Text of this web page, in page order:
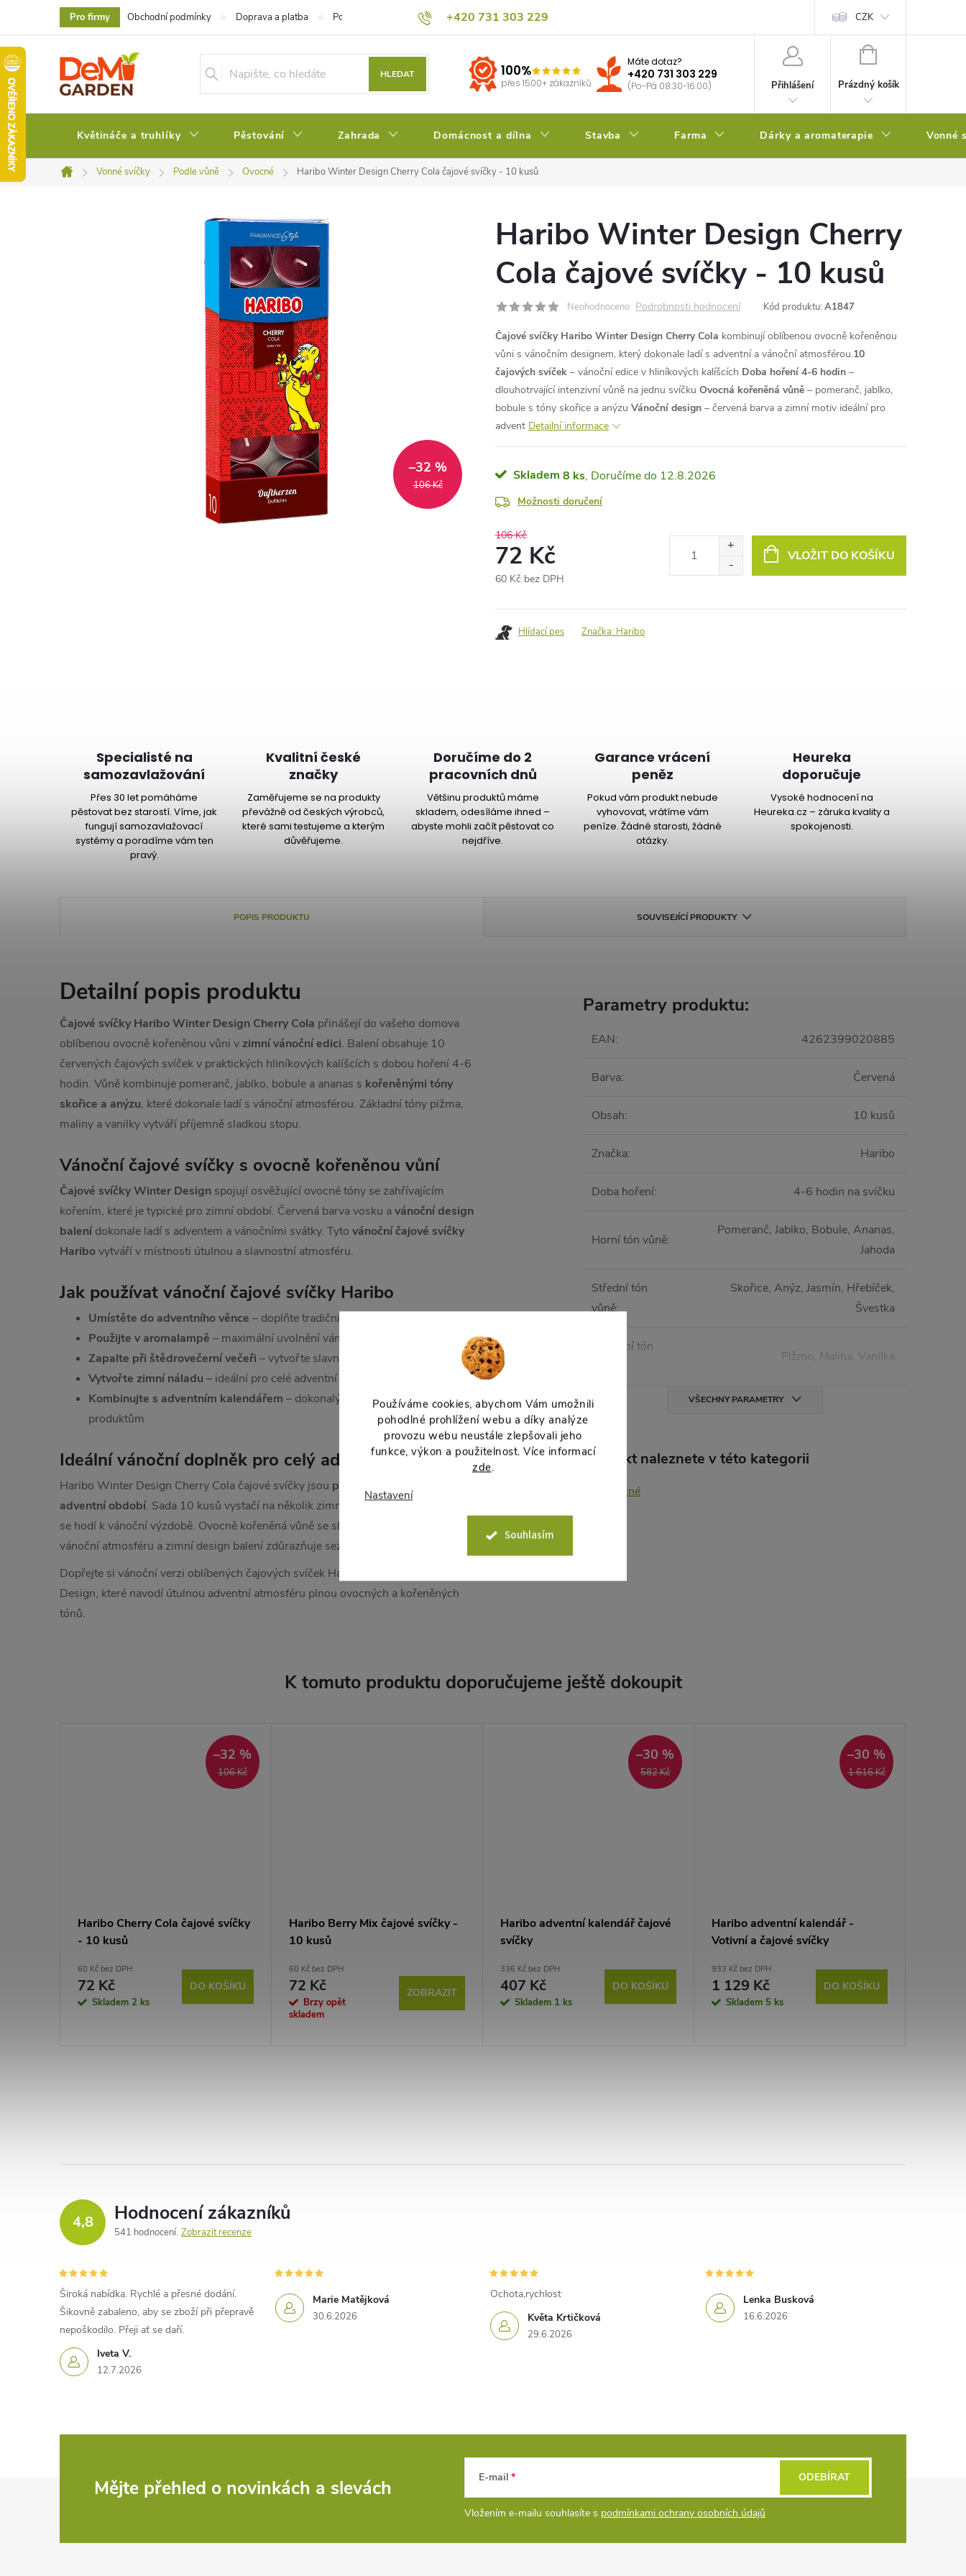
Používáme cookies, abychom Vám umožnili
pohodlné prohlížení webu a díky analýze
provozu webu neustále zlepšovali jeho
funkce, výkon a použitelnost. Více informací
zde.
Nastavení
Souhlasím
obsah
+420 731 303 229
Pro firmy Obchodní podmínky Doprava a platba Podmínky ochrany osobních údajů Pěstitelský blog CZK
HLEDAT 100%
přes 1500+ zákazníků
Máte dotaz?
+420 731 303 229
(Po-Pá 08:30-16:00) Přihlášení
NÁKUPNÍ
Prázdný košík
Květináče a truhlíky Pěstování Zahrada Domácnost a dílna Stavba Farma Dárky a aromaterapie Vonné
Domů
Vonné svíčky Podle vůně Ovocné Haribo Winter Design Cherry Cola čajové svíčky - 10 kusů
106 Kč
–32 %
Haribo Winter Design Cherry
Cola čajové svíčky - 10 kusů
Neohodnoceno Podrobnosti hodnocení Kód produktu: A1847
Čajové svíčky Haribo Winter Design Cherry Cola kombinují oblíbenou ovocně kořeněnou
vůni s vánočním designem, který dokonale ladí s adventní a vánoční atmosférou.10
čajových svíček – vánoční edice v hliníkových kalíšcích Doba hoření 4-6 hodin –
dlouhotrvající intenzivní vůně na jednu svíčku Ovocná kořeněná vůně – pomeranč, jablko,
bobule s tóny skořice a anýzu Vánoční design – červená barva a zimní motiv ideální pro
advent Detailní informace
Skladem 8 ks 12.8.2026
Možnosti doručení
106 Kč
72 Kč
60 Kč bez DPH
cena:
VLOŽIT DO KOŠÍKU
Hlídací pes Značka: Haribo
Specialisté na
samozavlažování
Přes 30 let pomáháme
pěstovat bez starostí. Víme, jak
fungují samozavlažovací
systémy a poradíme vám ten
pravý.
Kvalitní české
značky
Zaměřujeme se na produkty
převážně od českých výrobců,
které sami testujeme a kterým
důvěřujeme.
Doručíme do 2
pracovních dnů
Většinu produktů máme
skladem, odesíláme ihned –
abyste mohli začít pěstovat co
nejdříve.
Garance vrácení
peněz
Pokud vám produkt nebude
vyhovovat, vrátíme vám
peníze. Žádné starosti, žádné
otázky.
Heureka
doporučuje
Vysoké hodnocení na
Heureka.cz – záruka kvality a
spokojenosti.
POPIS PRODUKTU SOUVISEJÍCÍ PRODUKTY
Detailní popis produktu
Čajové svíčky Haribo Winter Design Cherry Cola přinášejí do vašeho domova
oblíbenou ovocně kořeněnou vůni v zimní vánoční edici. Balení obsahuje 10
červených čajových svíček v praktických hliníkových kalíšcích s dobou hoření 4-6
hodin. Vůně kombinuje pomeranč, jablko, bobule a ananas s kořeněnými tóny
skořice a anýzu, které dokonale ladí s vánoční atmosférou. Základní tóny pižma,
maliny a vanilky vytváří příjemně sladkou stopu.
Vánoční čajové svíčky s ovocně kořeněnou vůní
Čajové svíčky Winter Design spojují osvěžující ovocné tóny se zahřívajícím
kořením, které je typické pro zimní období. Červená barva vosku avánoční design
balenídokonale ladí s adventem a vánočními svátky. Tyto vánoční čajové svíčky
Haribovytváří v místnosti útulnou a slavnostní atmosféru.
Jak používat vánoční čajové svíčky Haribo
Umístěte do adventního věnce – doplňte tradiční dekoraci ovocnou vůní
Použijte v aromalampě – maximální uvolnění vánoční vůně
Zapalte při štědrovečerní večeři – vytvořte slavnostní atmosféru
Vytvořte zimní náladu – ideální pro celé adventní období
Kombinujte s adventním kalendářem – dokonalý doplněk k dalším Haribo
produktům
Ideální vánoční doplněk pro celý advent
Haribo Winter Design Cherry Cola čajové svíčky jsou perfektní volbou pro
adventní období. Sada 10 kusů vystačí na několik zimních večerů a červená barva
se hodí k vánoční výzdobě. Ovocně kořeněná vůně se skořicí vytváří tu pravou
vánoční atmosféru a zimní design balení zdůrazňuje sezónní charakter produktu.
Dopřejte si vánoční verzi oblíbených čajových svíček Haribo Cherry Cola s Winter
Design, které navodí útulnou adventní atmosféru plnou ovocných a kořeněných
tónů.
Parametry produktu:
EAN: 4262399020885
Barva: Červená
Obsah: 10 kusů
Značka: Haribo
Doba hoření: 4-6 hodin na svíčku
Horní tón vůně:
Pomeranč, Jablko, Bobule, Ananas,
Jahoda
Střední tón
vůně:
Skořice, Anýz, Jasmín, Hřebíček,
Švestka
Základní tón
Pižmo, Malina, Vanilka
VŠECHNY PARAMETRY
Produkt naleznete v této kategorii
Ovocné
K tomuto produktu doporučujeme ještě dokoupit
106 Kč
–32 %
Haribo Cherry Cola čajové svíčky
- 10 kusů
60 Kč bez DPH
72 Kč
Skladem 2 ks
DO KOŠÍKU
Haribo Berry Mix čajové svíčky -
10 kusů
60 Kč bez DPH
72 Kč
Brzy opět
skladem
ZOBRAZIT
582 Kč
–30 %
Haribo adventní kalendář čajové
svíčky
336 Kč bez DPH
407 Kč
Skladem 1 ks
DO KOŠÍKU
1 616 Kč
–30 %
Haribo adventní kalendář -
Votivní a čajové svíčky
933 Kč bez DPH
1 129 Kč
Skladem 5 ks
DO KOŠÍKU
4,8 Hodnocení zákazníků
541 hodnocení Zobrazit recenze
Iveta V.
12.7.2026
Široká nabídka. Rychlé a přesné dodání.
Šikovně zabaleno, aby se zboží při přepravě
nepoškodilo. Přeji ať se daří.
Marie Matějková
30.6.2026 Květa Krtičková
29.6.2026
Ochota,rychlost Lenka Busková
16.6.2026
Mějte přehled o novinkách a slevách E-mail
Vložením e-mailu souhlasíte s podmínkami ochrany osobních údajů
ODEBÍRAT